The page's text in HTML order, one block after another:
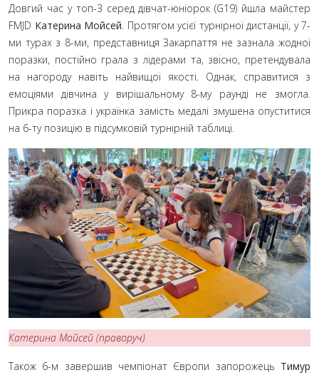
Довгий час у топ-3 серед дівчат-юніорок (G19) йшла майстер
FMJD Катерина Мойсей . Протягом усієї турнірної дистанції, у 7-
ми турах з 8-ми, представниця Закарпаття не зазнала жодної
поразки, постійно грала з лідерами та, звісно, претендувала
на нагороду навіть найвищої якості. Однак, справитися з
емоціями дівчина у вирішальному 8-му раунді не змогла.
Прикра поразка і українка замість медалі змушена опуститися
на 6-ту позицію в підсумковій турнірній таблиці.
Катерина Мойсей (праворуч)
Також 6-м завершив чемпіонат Європи запорожець Тимур